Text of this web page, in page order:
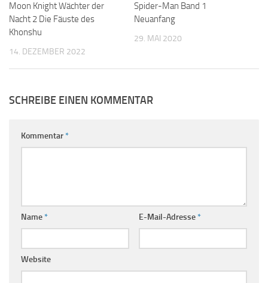
Moon Knight Wächter der
Nacht 2 Die Fäuste des
Khonshu
14. DEZEMBER 2022
Spider-Man Band 1
Neuanfang
29. MAI 2020
SCHREIBE EINEN KOMMENTAR
Kommentar*
Name* E-Mail-Adresse*
Website